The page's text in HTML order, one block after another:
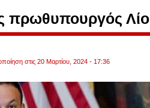
πρωθυπουργός
στις 20 Μαρτίου, 2024 - 17:36